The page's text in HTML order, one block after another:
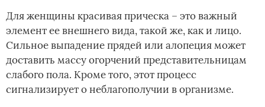
Для женщины красивая прическа – это важный
элемент ее внешнего вида, такой же, как и лицо.
Сильное выпадение прядей или алопеция может
доставить массу огорчений представительницам
слабого пола. Кроме того, этот процесс
сигнализирует о неблагополучии в организме.